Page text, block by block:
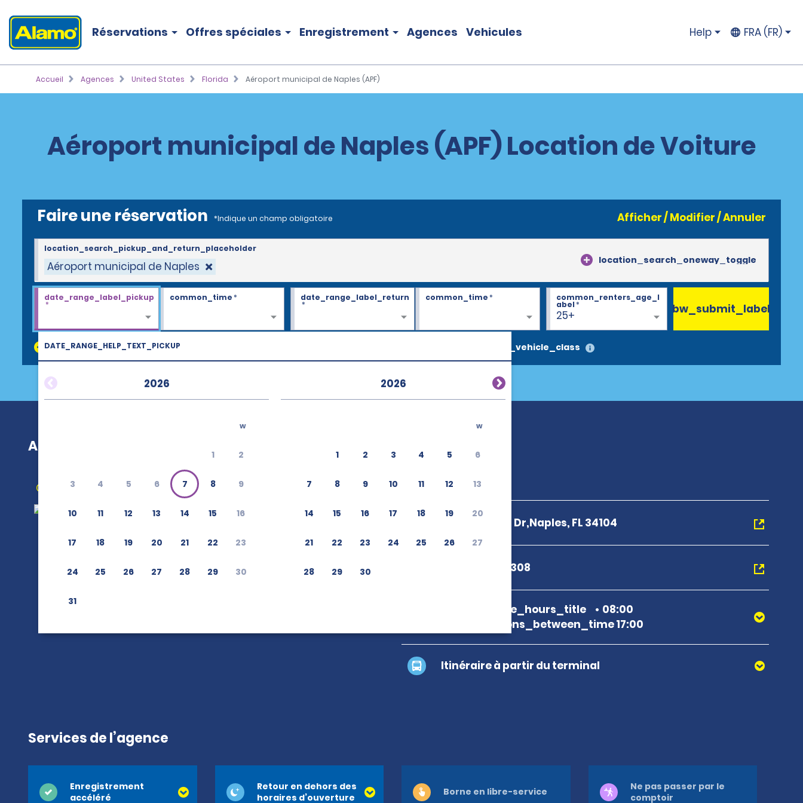
Réservations Offres spéciales Enregistrement Agences Vehicules Help FRA (FR)
Accueil Agences United States Florida Aéroport municipal de Naples (APF)
Aéroport municipal de Naples (APF) Location de Voiture
Faire une réservation *Indique un champ obligatoire Afficher / Modifier / Annuler
Aéroport municipal de Naples location_search_oneway_toggle
location_search_pickup_and_return_placeholder
DATE_RANGE_HELP_TEXT_PICKUP
2026
w
1 2
3 4 5 6 7 8 9
10 11 12 13 14 15 16
17 18 19 20 21 22 23
24 25 26 27 28 29 30
31
2026
w
1 2 3 4 5 6
7 8 9 10 11 12 13
14 15 16 17 18 19 20
21 22 23 24 25 26 27
28 29 30
date_range_label_pickup
*
common_time* date_range_label_return
*
common_time*
25+
common_renters_age_l
abel*
discount_codes search_vehicle_class
bw_submit_label
Aéroport municipal de Naples (APF)
Obtenir un itinéraire
540 Terminal Dr,Naples, FL 34104
+1 239-643-5308
branch_page_hours_title
08:00
map_locations_between_time 17:00
Itinéraire à partir du terminal
Services de l’agence
Enregistrement
accéléré
Retour en dehors des
horaires d’ouverture
Borne en libre-service
Ne pas passer par le
comptoir